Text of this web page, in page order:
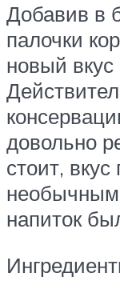
Добавив в
палочки
новый вкус
довольно
стоит,
напиток